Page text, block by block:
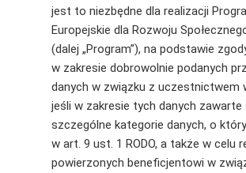
jest to niezbędne dla realizacji
Europejskie dla Rozwoju
(dalej „Program”), na podstawie
w zakresie dobrowolnie podanych
danych w związku z uczestnictwem
jeśli w zakresie tych danych zawarte
szczególne kategorie danych, o
w art. 9 ust. 1 RODO, a także w celu
powierzonych beneficjentowi w